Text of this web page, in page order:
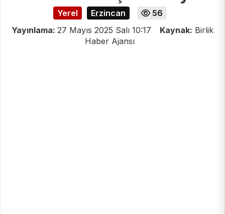
Yerel Erzincan
56
Yayınlama: 27 Mayıs 2025 Salı 10:17 Kaynak: Birlik
Haber Ajansı